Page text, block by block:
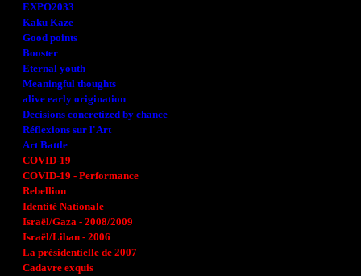
EXPO2033
Kaku Kaze
Good points
Booster
Eternal youth
Meaningful thoughts
alive early origination
Decisions concretized by chance
Réflexions sur l'Art
Art Battle
COVID-19
COVID-19 - Performance
Rebellion
Identité Nationale
Israël/Gaza - 2008/2009
Israël/Liban - 2006
La présidentielle de 2007
Cadavre exquis